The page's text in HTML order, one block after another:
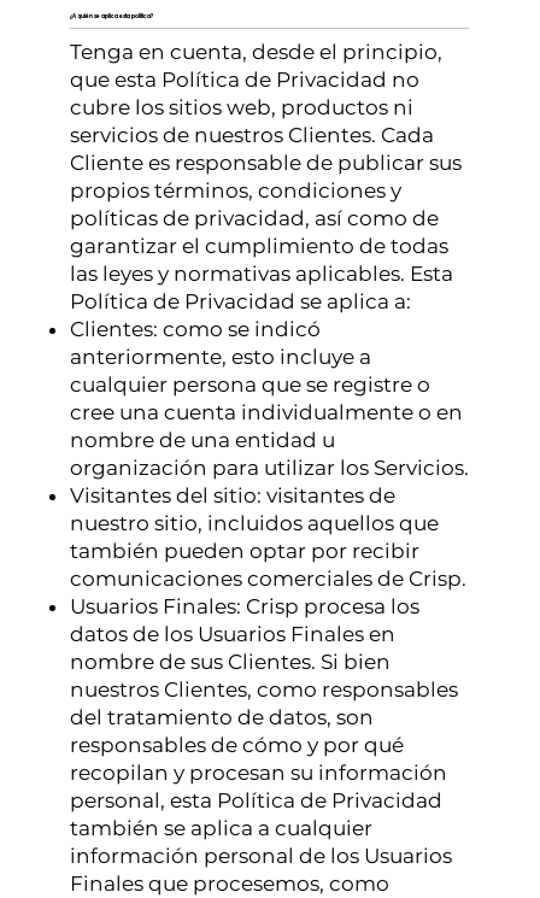
¿A quién se aplica esta política?
Tenga en cuenta, desde el principio,
que esta Política de Privacidad no
cubre los sitios web, productos ni
servicios de nuestros Clientes. Cada
Cliente es responsable de publicar sus
propios términos, condiciones y
políticas de privacidad, así como de
garantizar el cumplimiento de todas
las leyes y normativas aplicables. Esta
Política de Privacidad se aplica a:
Clientes: como se indicó
anteriormente, esto incluye a
cualquier persona que se registre o
cree una cuenta individualmente o en
nombre de una entidad u
organización para utilizar los Servicios.
Visitantes del sitio: visitantes de
nuestro sitio, incluidos aquellos que
también pueden optar por recibir
comunicaciones comerciales de Crisp.
Usuarios Finales: Crisp procesa los
datos de los Usuarios Finales en
nombre de sus Clientes. Si bien
nuestros Clientes, como responsables
del tratamiento de datos, son
responsables de cómo y por qué
recopilan y procesan su información
personal, esta Política de Privacidad
también se aplica a cualquier
información personal de los Usuarios
Finales que procesemos, como